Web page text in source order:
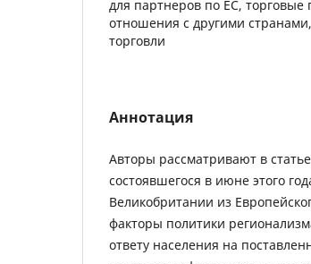
для партнеров по ЕС, торговые
отношения с другими
торговли
Аннотация
Авторы рассматривают в
состоявшегося в июне этого
Великобритании из
факторы политики
ответу населения на